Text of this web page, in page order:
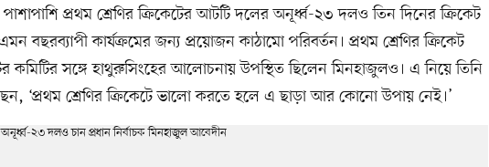
প্রথম শ্রেণির ক্রিকেটের আটটি দলের অনূর্ধ্ব-২৩ দলও তিন দিনের ক্রিকেট
বছরব্যাপী কার্যক্রমের জন্য প্রয়োজন কাঠামো পরিবর্তন। প্রথম শ্রেণির ক্রিকেট
কমিটির সঙ্গে হাথুরুসিংহের আলোচনায় উপস্থিত ছিলেন মিনহাজুলও। এ নিয়ে তিনি
‘প্রথম শ্রেণির ক্রিকেটে ভালো করতে হলে এ ছাড়া আর কোনো উপায় নেই।’